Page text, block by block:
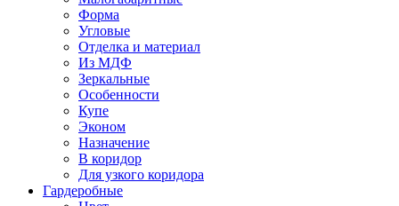
Форма
Угловые
Отделка и материал
Из МДФ
Зеркальные
Особенности
Купе
Эконом
Назначение
В коридор
Для узкого коридора
Гардеробные